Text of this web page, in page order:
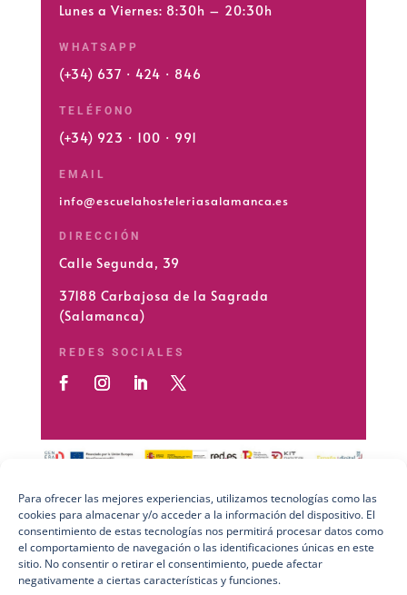
Para ofrecer las mejores experiencias, utilizamos tecnologías como las
cookies para almacenar y/o acceder a la información del dispositivo. El
consentimiento de estas tecnologías nos permitirá procesar datos como
el comportamiento de navegación o las identificaciones únicas en este
sitio. No consentir o retirar el consentimiento, puede afectar
negativamente a ciertas características y funciones.
Lunes a Viernes: 8:30h – 20:30h
WHATSAPP
(+34) 637 · 424 · 846
TELÉFONO
(+34) 923 · 100 · 991
EMAIL
info@escuelahosteleriasalamanca.es
DIRECCIÓN
Calle Segunda, 39
37188 Carbajosa de la Sagrada
(Salamanca)
REDES SOCIALES
Preguntas Frecuentes (FAQs)
Aviso Legal
Política de Privacidad